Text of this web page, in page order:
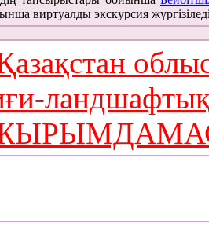
виртуалды экскурсия